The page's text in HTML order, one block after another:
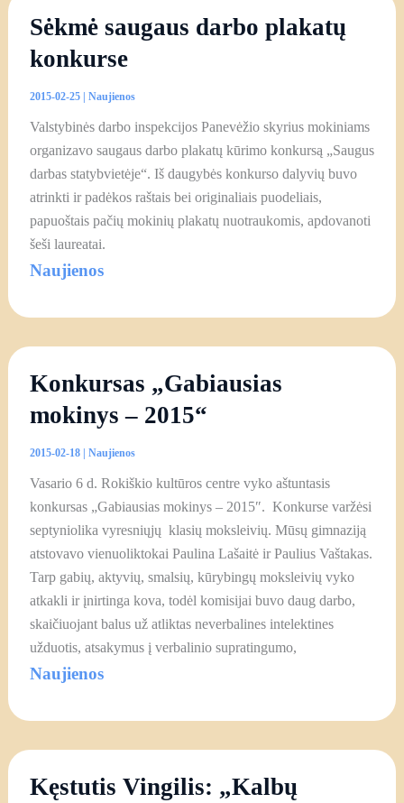
Sėkmė saugaus darbo plakatų
konkurse
2015-02-25 Naujienos
Valstybinės darbo inspekcijos Panevėžio skyrius mokiniams
organizavo saugaus darbo plakatų kūrimo konkursą „Saugus
darbas statybvietėje“. Iš daugybės konkurso dalyvių buvo
atrinkti ir padėkos raštais bei originaliais puodeliais,
papuoštais pačių mokinių plakatų nuotraukomis, apdovanoti
šeši laureatai.
Naujienos
Konkursas „Gabiausias
mokinys – 2015“
2015-02-18 Naujienos
Vasario 6 d. Rokiškio kultūros centre vyko aštuntasis
konkursas „Gabiausias mokinys – 2015″. Konkurse varžėsi
septyniolika vyresniųjų klasių moksleivių. Mūsų gimnaziją
atstovavo vienuoliktokai Paulina Lašaitė ir Paulius Vaštakas.
Tarp gabių, aktyvių, smalsių, kūrybingų moksleivių vyko
atkakli ir įnirtinga kova, todėl komisijai buvo daug darbo,
skaičiuojant balus už atliktas neverbalines intelektines
užduotis, atsakymus į verbalinio supratingumo,
Naujienos
Kęstutis Vingilis: „Kalbų